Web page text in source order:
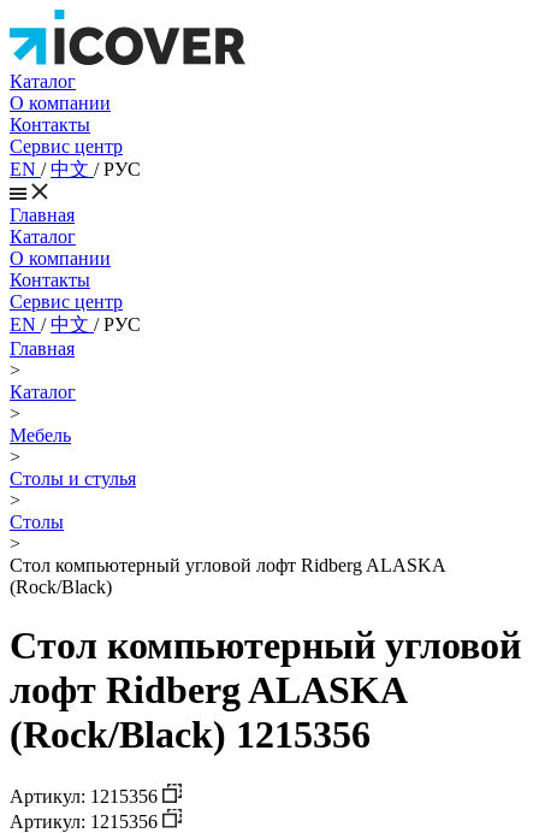
Каталог
О компании
Контакты
Сервис центр
EN /中文 /РУС
Главная
Каталог
О компании
Контакты
Сервис центр
EN /中文 /РУС
Главная
>
Каталог
>
Мебель
>
Столы и стулья
>
Столы
>
Стол компьютерный угловой лофт Ridberg ALASKA
(Rock/Black)
Стол компьютерный угловой
лофт Ridberg ALASKA
(Rock/Black) 1215356
Артикул: 1215356
Артикул: 1215356